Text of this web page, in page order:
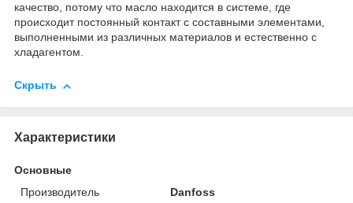
качество, потому что масло находится в системе, где
происходит постоянный контакт с составными элементами,
выполненными из различных материалов и естественно с
хладагентом.
Скрыть
Характеристики
Основные
Производитель
Danfoss